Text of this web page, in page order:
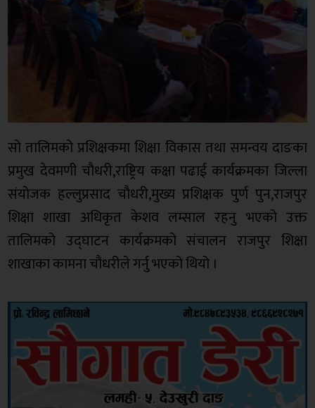
सो तालिमको प्रशिक्षकमा शिक्षा विकास तथा समन्वय दाङका
प्रमुख देवमणी चौधरी,राष्ट्रिय कक्षा पढाई कार्यक्रमका जिल्ला
संयोजक हल्लुप्रसाद चौधरी,मुख्य प्रशिक्षक पुर्ण पुन,राजपुर
शिक्षा शाखा अधिकृत केशव लम्साल रहनु भएको उक्त
तालिमको उद्घाटन कार्यक्रमको संचालन राजपुर शिक्षा
शाखाका कामना चौधरीले गर्नु भएको थियो ।